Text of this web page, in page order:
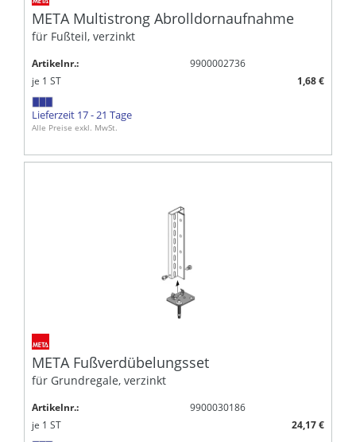
META Multistrong Abrolldornaufnahme
für Fußteil, verzinkt
Artikelnr.:
9900002736
je 1 ST 1,68 €
Lieferzeit 17 - 21 Tage
Alle Preise exkl. MwSt.
META Fußverdübelungsset
für Grundregale, verzinkt
Artikelnr.:
9900030186
je 1 ST 24,17 €